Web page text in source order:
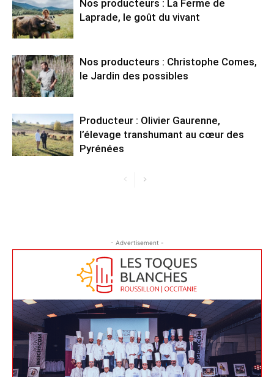
Nos producteurs : La Ferme de
Laprade, le goût du vivant
Nos producteurs : Christophe Comes,
le Jardin des possibles
Producteur : Olivier Gaurenne,
l’élevage transhumant au cœur des
Pyrénées
- Advertisement -